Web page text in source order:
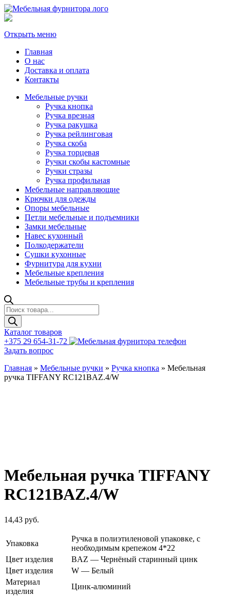
Открыть меню
Главная
О нас
Доставка и оплата
Контакты
Мебельные ручки
Ручка кнопка
Ручка врезная
Ручка ракушка
Ручка рейлинговая
Ручка скоба
Ручка торцевая
Ручки скобы кастомные
Ручки стразы
Ручка профильная
Мебельные направляющие
Крючки для одежды
Опоры мебельные
Петли мебельные и подъемники
Замки мебельные
Навес кухонный
Полкодержатели
Сушки кухонные
Фурнитура для кухни
Мебельные крепления
Мебельные трубы и крепления
Поиск
товаров
Каталог товаров
+375 29 654-31-72
Задать вопрос
Главная » Мебельные ручки » Ручка кнопка » Мебельная
ручка TIFFANY RC121BAZ.4/W
Мебельная ручка TIFFANY
RC121BAZ.4/W
14,43 руб.
Упаковка
Ручка в полиэтиленовой упаковке, с
необходимым крепежом 4*22
Цвет изделия
BAZ — Чернёный старинный цинк
Цвет изделия
W — Белый
Материал
изделия
Цинк-алюминий